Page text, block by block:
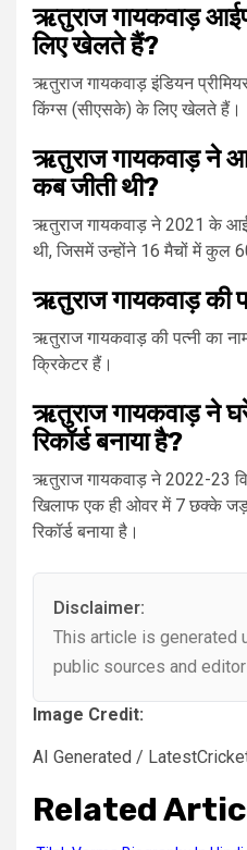
ऋतुराज गायकवाड़
लिए खेलते हैं?
ऋतुराज गायकवाड़ इंडियन
किंग्स (सीएसके) के लिए खेलते हैं।
ऋतुराज गायकवाड़ ने
कब जीती थी?
ऋतुराज गायकवाड़ ने 2021 के
थी, जिसमें उन्होंने 16 मैचों में कुल
ऋतुराज गायकवाड़ की
ऋतुराज गायकवाड़ की पत्नी का
क्रिकेटर हैं।
ऋतुराज गायकवाड़ ने
रिकॉर्ड बनाया है?
ऋतुराज गायकवाड़ ने 2022-23
खिलाफ एक ही ओवर में 7 छक्के
रिकॉर्ड बनाया है।
Disclaimer:
This article is generated
public sources and
Image Credit:
AI Generated /
Related